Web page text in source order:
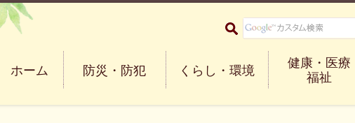
大阪府箕面市 Minoh City
ホーム 防災・防犯 くらし・環境
健康・医療
福祉